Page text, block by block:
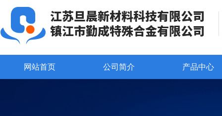
网站首页 公司简介 产品中心